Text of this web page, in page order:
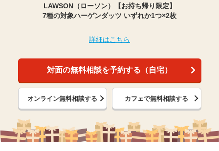
LAWSON（ローソン）【お持ち帰り限定】
7種の対象ハーゲンダッツ いずれか1つ×2枚
詳細はこちら
対面の無料相談を予約する（自宅）
オンライン無料相談する カフェで無料相談する